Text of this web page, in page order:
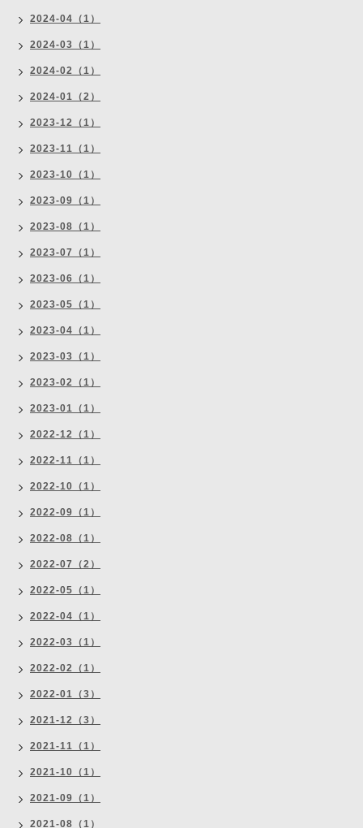
2024-04（1）
2024-03（1）
2024-02（1）
2024-01（2）
2023-12（1）
2023-11（1）
2023-10（1）
2023-09（1）
2023-08（1）
2023-07（1）
2023-06（1）
2023-05（1）
2023-04（1）
2023-03（1）
2023-02（1）
2023-01（1）
2022-12（1）
2022-11（1）
2022-10（1）
2022-09（1）
2022-08（1）
2022-07（2）
2022-05（1）
2022-04（1）
2022-03（1）
2022-02（1）
2022-01（3）
2021-12（3）
2021-11（1）
2021-10（1）
2021-09（1）
2021-08（1）